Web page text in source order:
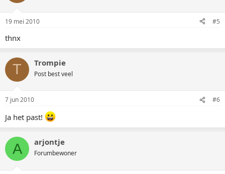
19 mei 2010 #5
thnx
T Trompie
Post best veel
7 jun 2010 #6
Ja het past!
A arjontje
Forumbewoner